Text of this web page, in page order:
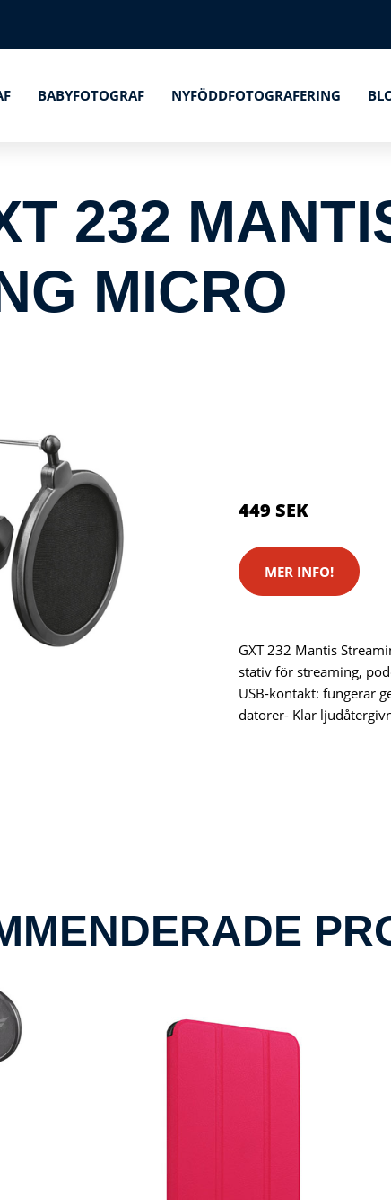
BABYFOTOGRAF NYFÖDDFOTOGRAFERING
232
MICRO
449 SEK
MER INFO!
GXT 232 Mantis
stativ för streaming,
USB-kontakt: fungerar
datorer- Klar